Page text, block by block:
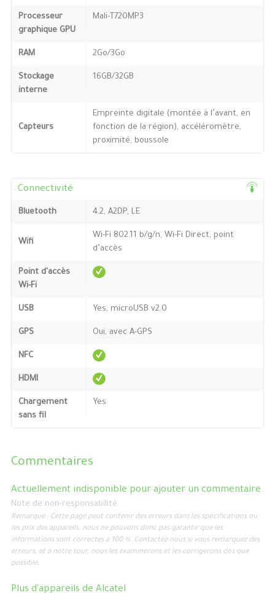
Processeur
graphique GPU
Mali-T720MP3
RAM 2Go/3Go
Stockage
interne
16GB/32GB
Capteurs
Empreinte digitale (montée à l’avant, en
fonction de la région), accéléromètre,
proximité, boussole
Connectivité
Bluetooth 4.2, A2DP, LE
Wifi
Wi-Fi 802.11 b/g/n, Wi-Fi Direct, point
d’accès
Point d'accès
Wi-Fi
USB Yes, microUSB v2.0
GPS Oui, avec A-GPS
NFC
HDMI
Chargement
sans fil
Yes
Commentaires
Actuellement indisponible pour ajouter un commentaire.
Note de non-responsabilité
Remarque : Cette page peut contenir des erreurs dans les spécifications ou
les prix des appareils, nous ne pouvons donc pas garantir que les
informations sont correctes à 100 %. Contactez-nous si vous remarquez des
erreurs, et à notre tour, nous les examinerons et les corrigerons dès que
possible.
Plus d'appareils de Alcatel